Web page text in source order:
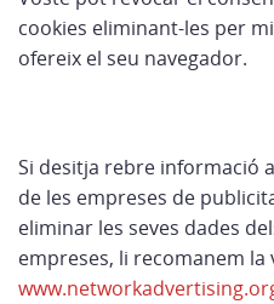
cookies eliminant-les per
ofereix el seu navegador.
Si desitja rebre informació
de les empreses de
eliminar les seves dades
empreses, li recomanem la